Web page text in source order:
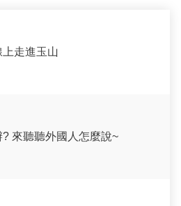
走進玉山
來聽聽外國人怎麼說~